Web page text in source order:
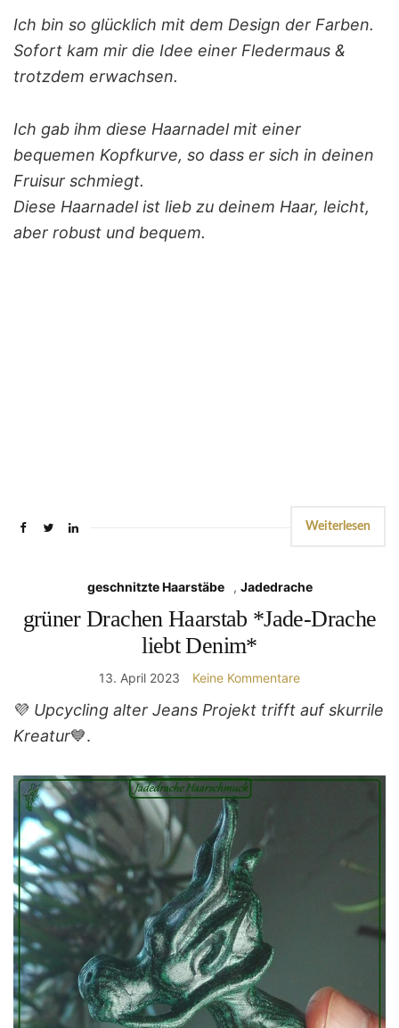
Ich bin so glücklich mit dem Design der Farben.
Sofort kam mir die Idee einer Fledermaus &
trotzdem erwachsen.
Ich gab ihm diese Haarnadel mit einer
bequemen Kopfkurve, so dass er sich in deinen
Fruisur schmiegt.
Diese Haarnadel ist lieb zu deinem Haar, leicht,
aber robust und bequem.
Weiterlesen
geschnitzte Haarstäbe , Jadedrache
grüner Drachen Haarstab *Jade-Drache
liebt Denim*
13. April 2023 Keine Kommentare
💜 Upcycling alter Jeans Projekt trifft auf skurrile
Kreatur💙.